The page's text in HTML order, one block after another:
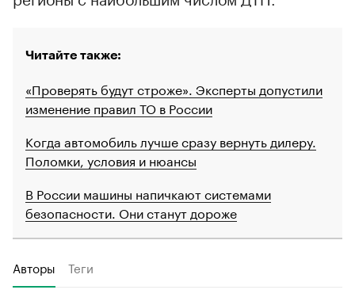
Читайте также:
«Проверять будут строже». Эксперты допустили
изменение правил ТО в России
Когда автомобиль лучше сразу вернуть дилеру.
Поломки, условия и нюансы
В России машины напичкают системами
безопасности. Они станут дороже
Авторы Теги